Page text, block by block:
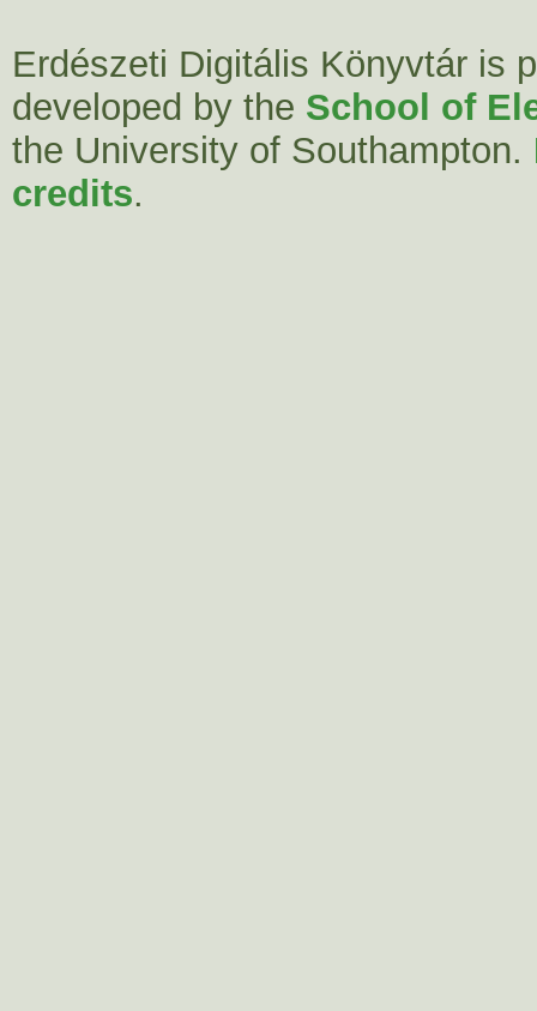
Erdészeti Digitális Könyvtár is
developed by the School of
the University of Southampton.
credits.